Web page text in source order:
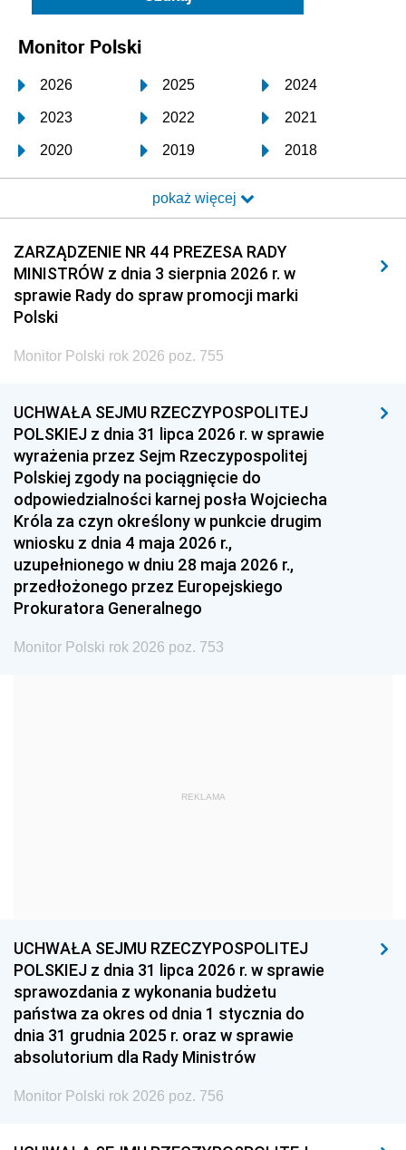
Monitor Polski
2026 2025 2024
2023 2022 2021
2020 2019 2018
2017 2016 2015
2014 2013 2012
2011 2010 2009
2008 2007 2006
2005
1996 1995 1994
1993 1992 1991
1990 1989
1987 1986 1985
1984 1983
1981 1980 1979
1978 1977
1975 1974
1959
1939 1938 1937
1936 1930
pokaż więcej
ZARZĄDZENIE NR 44 PREZESA RADY
MINISTRÓW z dnia 3 sierpnia 2026 r. w
sprawie Rady do spraw promocji marki
Polski
Monitor Polski rok 2026 poz. 755
UCHWAŁA SEJMU RZECZYPOSPOLITEJ
POLSKIEJ z dnia 31 lipca 2026 r. w sprawie
wyrażenia przez Sejm Rzeczypospolitej
Polskiej zgody na pociągnięcie do
odpowiedzialności karnej posła Wojciecha
Króla za czyn określony w punkcie drugim
wniosku z dnia 4 maja 2026 r.,
uzupełnionego w dniu 28 maja 2026 r.,
przedłożonego przez Europejskiego
Prokuratora Generalnego
Monitor Polski rok 2026 poz. 753
REKLAMA
UCHWAŁA SEJMU RZECZYPOSPOLITEJ
POLSKIEJ z dnia 31 lipca 2026 r. w sprawie
sprawozdania z wykonania budżetu
państwa za okres od dnia 1 stycznia do
dnia 31 grudnia 2025 r. oraz w sprawie
absolutorium dla Rady Ministrów
Monitor Polski rok 2026 poz. 756